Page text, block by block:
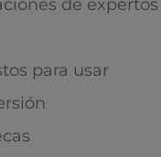
de expertos
para usar